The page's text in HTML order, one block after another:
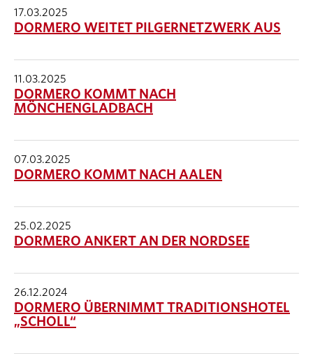
17.03.2025
DORMERO WEITET PILGERNETZWERK AUS
11.03.2025
DORMERO KOMMT NACH
MÖNCHENGLADBACH
07.03.2025
DORMERO KOMMT NACH AALEN
25.02.2025
DORMERO ANKERT AN DER NORDSEE
26.12.2024
DORMERO ÜBERNIMMT TRADITIONSHOTEL
„SCHOLL“